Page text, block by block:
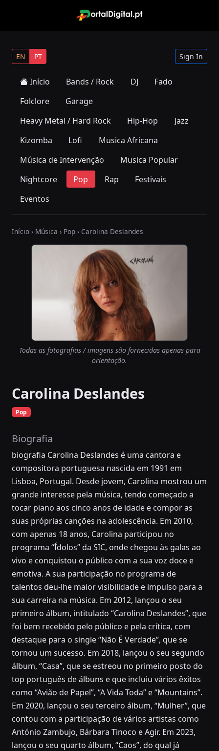
EN PT Sign In
Início Bands / Rock DJ
Fado
Folclore
Garage
Heavy Metal / Hard Rock
Hip-Hop
Jazz
Kizomba
Lofi
Musica Africana
Música de Intervenção
Musica Popular
Nightcore
Pop Rap
Festivais
Eventos
Início › Música › Pop › Carolina Deslandes
Todas as fotografias / imagens são fornecidas apenas para
orientação.
Carolina Deslandes
Pop
Biografia
biografia Carolina Deslandes é uma cantora e
compositora portuguesa nascida em 1991 em
Lisboa, Portugal. Desde jovem, Carolina mostrou um
grande interesse pela música, tendo começado a
tocar piano aos cinco anos de idade e compor as
suas próprias canções na adolescência. Em 2010,
com apenas 18 anos, Carolina participou no
programa “Ídolos” da SIC, onde chegou às galas ao
vivo e conquistou o público com a sua voz doce e
emotiva. A sua participação no programa de
talentos deu-lhe maior visibilidade e impulso para a
sua carreira na música. Em 2012, lançou o seu
primeiro álbum, intitulado “Carolina Deslandes”, que
foi bem recebido pelo público e pela crítica, com
destaque para o single “Não É Verdade”, que se
tornou um sucesso. Em 2018, lançou o seu segundo
álbum, “Casa”, que se estreou no primeiro posto do
top português de álbuns e que incluiu vários êxitos
como “Avião de Papel”, “A Vida Toda” e “Mountains”.
Em 2020, lançou o seu terceiro álbum, “Mulher”, que
contou com a participação de vários artistas como
António Zambujo, Bárbara Tinoco e Agir. Em 2023,
lançou o seu quarto álbum, “Caos”, do qual já